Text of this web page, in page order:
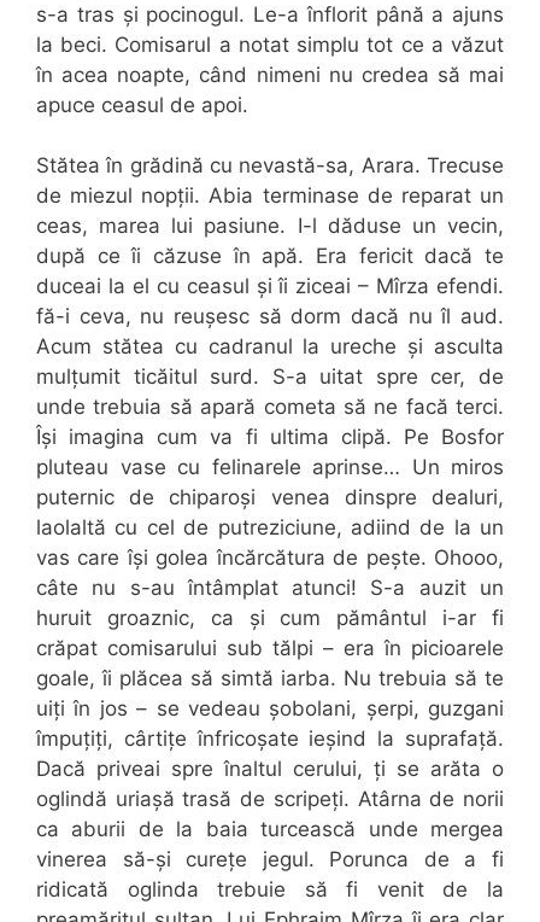
s-a tras și pocinogul. Le-a înflorit până a ajuns
la beci. Comisarul a notat simplu tot ce a văzut
în acea noapte, când nimeni nu credea să mai
apuce ceasul de apoi.
Stătea în grădină cu nevastă-sa, Arara. Trecuse
de miezul nopții. Abia terminase de reparat un
ceas, marea lui pasiune. I-l dăduse un vecin,
după ce îi căzuse în apă. Era fericit dacă te
duceai la el cu ceasul și îi ziceai – Mîrza efendi.
fă-i ceva, nu reușesc să dorm dacă nu îl aud.
Acum stătea cu cadranul la ureche și asculta
mulțumit ticăitul surd. S-a uitat spre cer, de
unde trebuia să apară cometa să ne facă terci.
Își imagina cum va fi ultima clipă. Pe Bosfor
pluteau vase cu felinarele aprinse… Un miros
puternic de chiparoși venea dinspre dealuri,
laolaltă cu cel de putreziciune, adiind de la un
vas care își golea încărcătura de pește. Ohooo,
câte nu s-au întâmplat atunci! S-a auzit un
huruit groaznic, ca și cum pământul i-ar fi
crăpat comisarului sub tălpi – era în picioarele
goale, îi plăcea să simtă iarba. Nu trebuia să te
uiți în jos – se vedeau șobolani, șerpi, guzgani
împuțiți, cârtițe înfricoșate ieșind la suprafață.
Dacă priveai spre înaltul cerului, ți se arăta o
oglindă uriașă trasă de scripeți. Atârna de norii
ca aburii de la baia turcească unde mergea
vinerea să-și curețe jegul. Porunca de a fi
ridicată oglinda trebuie să fi venit de la